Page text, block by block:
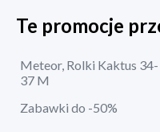
Te promocje
Meteor, Rolki Kaktus 34-
37 M
Zabawki do -50%